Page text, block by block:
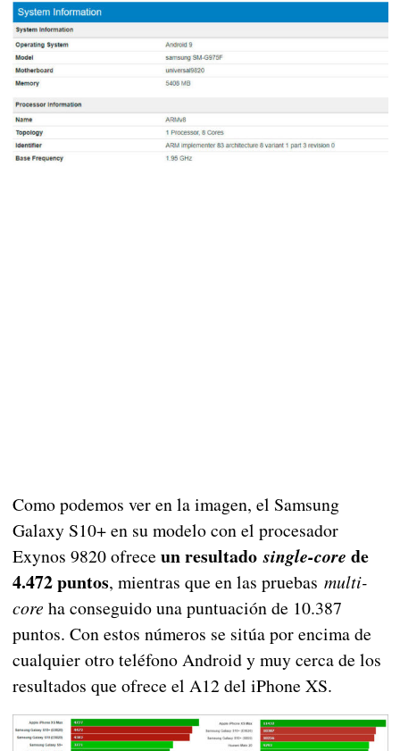
Como podemos ver en la imagen, el Samsung
Galaxy S10+ en su modelo con el procesador
Exynos 9820 ofrece un resultadosingle-core de
4.472 puntos, mientras que en las pruebas multi-
core ha conseguido una puntuación de 10.387
puntos. Con estos números se sitúa por encima de
cualquier otro teléfono Android y muy cerca de los
resultados que ofrece el A12 del iPhone XS.